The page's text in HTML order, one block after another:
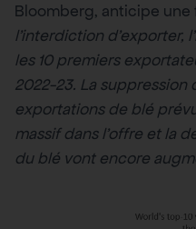
Bloomberg, anticipe une
l’interdiction d’exporter,
les 10 premiers
2022-23. La
exportations de blé
massif dans l’offre et la
du blé vont encore